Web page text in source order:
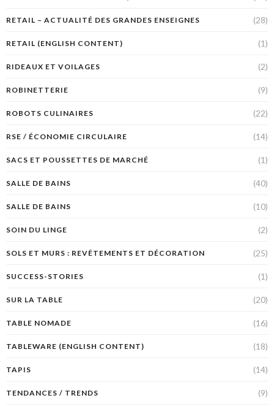
RETAIL – ACTUALITÉ DES GRANDES ENSEIGNES (28)
RETAIL (ENGLISH CONTENT) (1)
RIDEAUX ET VOILAGES (2)
ROBINETTERIE (9)
ROBOTS CULINAIRES (22)
RSE / ÉCONOMIE CIRCULAIRE (14)
SACS ET POUSSETTES DE MARCHÉ (1)
SALLE DE BAINS (40)
SALLE DE BAINS (10)
SOIN DU LINGE (2)
SOLS ET MURS : REVÊTEMENTS ET DÉCORATION (25)
SUCCESS-STORIES (1)
SUR LA TABLE (20)
TABLE NOMADE (16)
TABLEWARE (ENGLISH CONTENT) (18)
TAPIS (14)
TENDANCES / TRENDS (9)